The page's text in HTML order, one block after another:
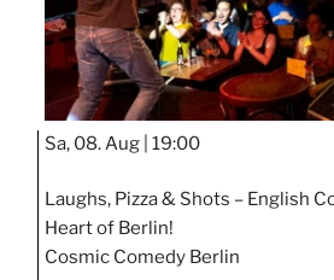
Sa, 08. Aug | 19:00
Laughs, Pizza & Shots – English
Heart of Berlin!
Cosmic Comedy Berlin